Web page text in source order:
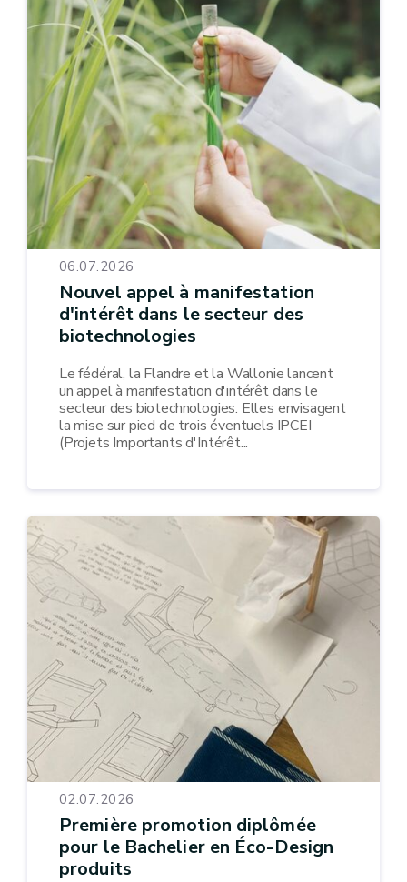
06.07.2026
Nouvel appel à manifestation
d'intérêt dans le secteur des
biotechnologies
Le fédéral, la Flandre et la Wallonie lancent
un appel à manifestation d'intérêt dans le
secteur des biotechnologies. Elles envisagent
la mise sur pied de trois éventuels IPCEI
(Projets Importants d'Intérêt...
02.07.2026
Première promotion diplômée
pour le Bachelier en Éco-Design
produits